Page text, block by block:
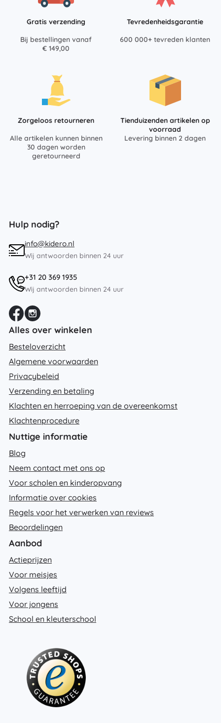
Gratis verzending
Bij bestellingen vanaf
€ 149,00
Tevredenheidsgarantie
600 000+ tevreden klanten
Zorgeloos retourneren
Alle artikelen kunnen binnen
30 dagen worden
geretourneerd
Tienduizenden artikelen op
voorraad
Levering binnen 2 dagen
Hulp nodig?
info@kidero.nl
Wij antwoorden binnen 24 uur
+31 20 369 1935
Wij antwoorden binnen 24 uur
Alles over winkelen
Besteloverzicht
Algemene voorwaarden
Privacybeleid
Verzending en betaling
Klachten en herroeping van de overeenkomst
Klachtenprocedure
Nuttige informatie
Blog
Neem contact met ons op
Voor scholen en kinderopvang
Informatie over cookies
Regels voor het verwerken van reviews
Beoordelingen
Aanbod
Actieprijzen
Voor meisjes
Volgens leeftijd
Voor jongens
School en kleuterschool